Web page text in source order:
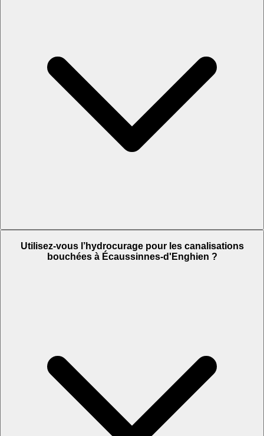
Utilisez-vous l’hydrocurage pour les canalisations
bouchées à Écaussinnes-d'Enghien ?